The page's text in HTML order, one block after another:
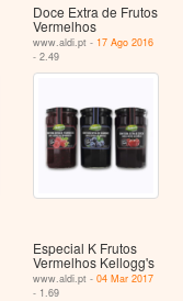
Doce Extra de Frutos
Vermelhos
www.aldi.pt - 17 Ago 2016
- 2.49
Especial K Frutos
Vermelhos Kellogg's
www.aldi.pt -04 Mar 2017
- 1.69